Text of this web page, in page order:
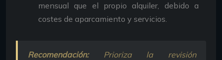
mensual que el propio alquiler, debido a
costes de aparcamiento y servicios.
Recomendación:Prioriza la revisión